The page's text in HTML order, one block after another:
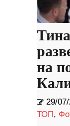
на
29/
ТОП,